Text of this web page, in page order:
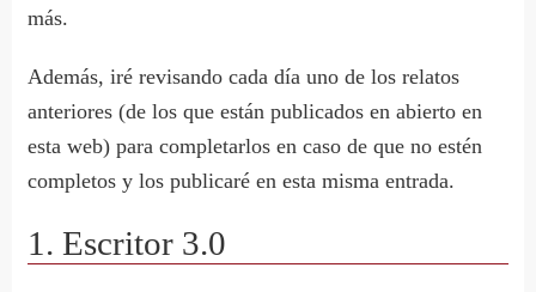
más.
Además, iré revisando cada día uno de los relatos
anteriores (de los que están publicados en abierto en
esta web) para completarlos en caso de que no estén
completos y los publicaré en esta misma entrada.
1. Escritor 3.0